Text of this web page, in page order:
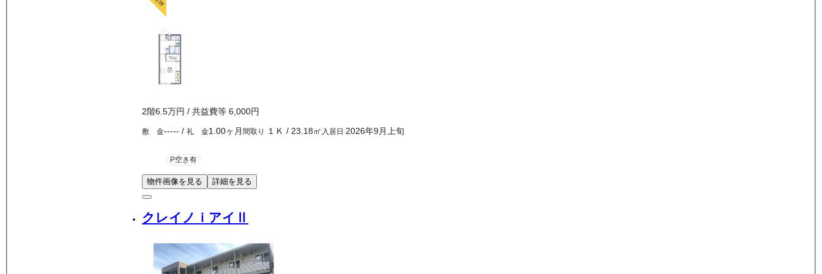
2階6.5万円 / 共益費等 6,000円
敷 金----- / 礼 金1.00ヶ月 間取り １Ｋ / 23.18㎡ 入居日 2026年9月上旬
P空き有
物件画像を見る 詳細を見る
クレイノｉアイⅡ